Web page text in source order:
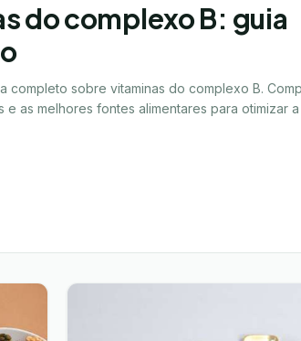
do complexo B: guia
completo sobre vitaminas do complexo B.
e as melhores fontes alimentares para otimizar